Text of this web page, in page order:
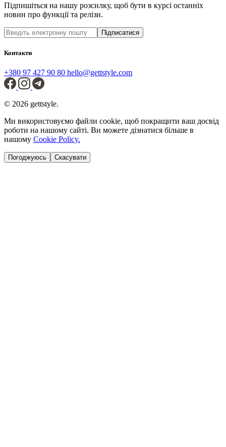
Підпишіться на нашу розсилку, щоб бути в курсі останніх
новин про функції та релізи.
Підписатися
Контакти
+380 97 427 90 80 hello@gettstyle.com
© 2026 gettstyle.
Ми використовуємо файли cookie, щоб покращити ваш досвід
роботи на нашому сайті. Ви можете дізнатися більше в
нашому Cookie Policy.
Погоджуюсь Скасувати